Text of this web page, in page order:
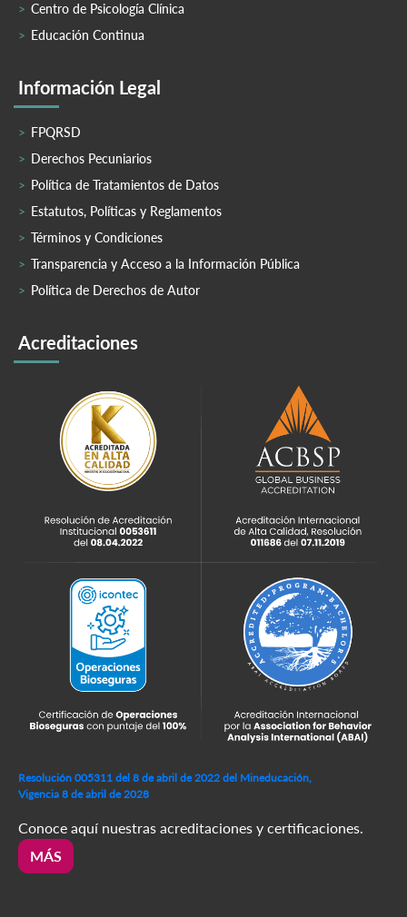
Centro de Psicología Clínica
Educación Continua
Información Legal
FPQRSD
Derechos Pecuniarios
Política de Tratamientos de Datos
Estatutos, Políticas y Reglamentos
Términos y Condiciones
Transparencia y Acceso a la Información Pública
Política de Derechos de Autor
Acreditaciones
Resolución 005311 del 8 de abril de 2022 del Mineducación,
Vigencia 8 de abril de 2028
Conoce aquí nuestras acreditaciones y certificaciones.
MÁS